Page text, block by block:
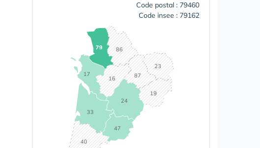
Code postal : 79460
Code insee : 79162
16
17
19
23
24
33
40
47
79 86
87